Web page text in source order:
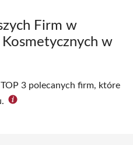
Firm w
w
3 polecanych firm, które